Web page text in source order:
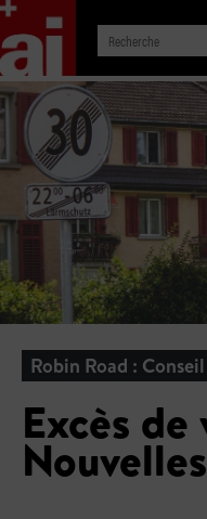
Robin Road :
Excès